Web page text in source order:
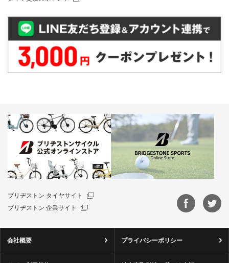
ブリヂストン タイヤサイト
ブリヂストン 企業サイト
会社概要 プライバシーポリシー